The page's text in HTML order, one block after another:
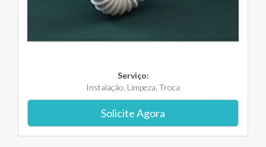
Serviço:
Instalação, Limpeza, Troca
Solicite Agora